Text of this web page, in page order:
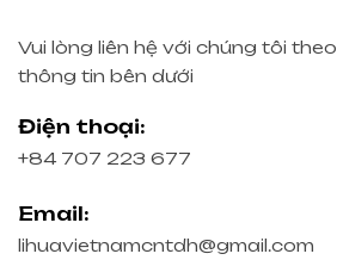
Vui lòng liên hệ với chúng tôi theo
thông tin bên dưới
Điện thoại:
+84 707 223 677
Email:
lihuavietnamcntdh@gmail.com